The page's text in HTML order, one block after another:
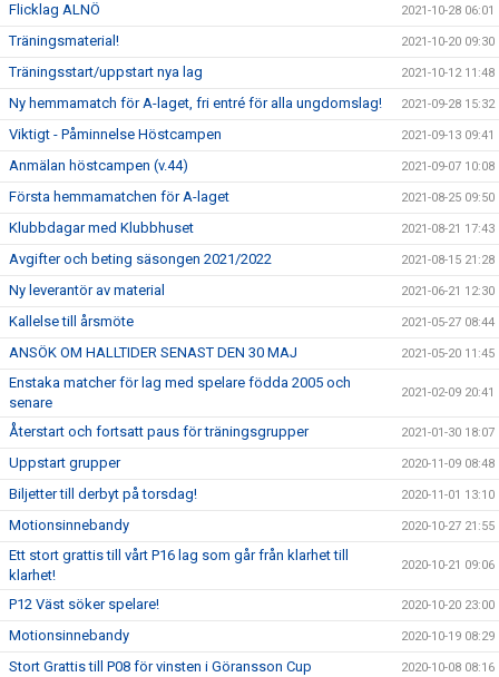
Flicklag ALNÖ 2021-10-28 06:01
Träningsmaterial! 2021-10-20 09:30
Träningsstart/uppstart nya lag 2021-10-12 11:48
Ny hemmamatch för A-laget, fri entré för alla ungdomslag! 2021-09-28 15:32
Viktigt - Påminnelse Höstcampen 2021-09-13 09:41
Anmälan höstcampen (v.44) 2021-09-07 10:08
Första hemmamatchen för A-laget 2021-08-25 09:50
Klubbdagar med Klubbhuset 2021-08-21 17:43
Avgifter och beting säsongen 2021/2022 2021-08-15 21:28
Ny leverantör av material 2021-06-21 12:30
Kallelse till årsmöte 2021-05-27 08:44
ANSÖK OM HALLTIDER SENAST DEN 30 MAJ 2021-05-20 11:45
Enstaka matcher för lag med spelare födda 2005 och
senare
2021-02-09 20:41
Återstart och fortsatt paus för träningsgrupper 2021-01-30 18:07
Uppstart grupper 2020-11-09 08:48
Biljetter till derbyt på torsdag! 2020-11-01 13:10
Motionsinnebandy 2020-10-27 21:55
Ett stort grattis till vårt P16 lag som går från klarhet till
klarhet!
2020-10-21 09:06
P12 Väst söker spelare! 2020-10-20 23:00
Motionsinnebandy 2020-10-19 08:29
Stort Grattis till P08 för vinsten i Göransson Cup 2020-10-08 08:16